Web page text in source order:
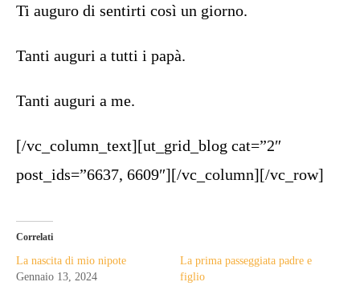
Ti auguro di sentirti così un giorno.
Tanti auguri a tutti i papà.
Tanti auguri a me.
[/vc_column_text][ut_grid_blog cat=”2″
post_ids=”6637, 6609″][/vc_column][/vc_row]
Correlati
La nascita di mio nipote
Gennaio 13, 2024
La prima passeggiata padre e
figlio